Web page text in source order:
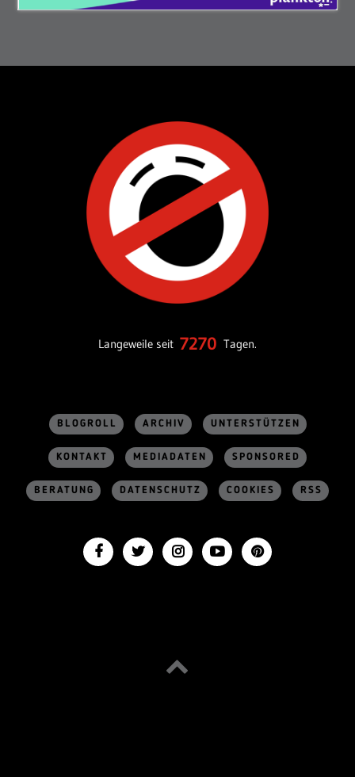
Langeweile seit 7270 Tagen.
BLOGROLL ARCHIV UNTERSTÜTZEN
KONTAKT MEDIADATEN SPONSORED
BERATUNG DATENSCHUTZ COOKIES RSS